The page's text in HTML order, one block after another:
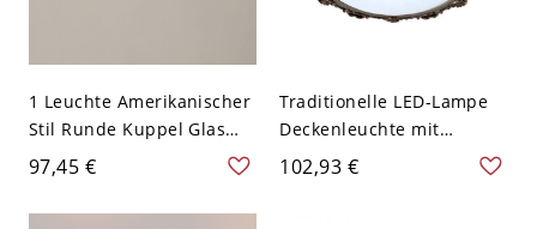
1 Leuchte Amerikanischer
Stil Runde Kuppel Glas
Innen Deckenleuchte -
110V-120V 26,67 cm
97,45 €
Traditionelle LED-Lampe
Deckenleuchte mit
Glasschirm für
Wohnzimmer - Weißlicht
102,93 €